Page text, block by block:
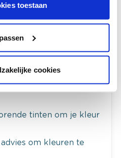
toestaan
cookies
check-up
in de winkel
stalen van je
tinten om je kleur
om kleuren te